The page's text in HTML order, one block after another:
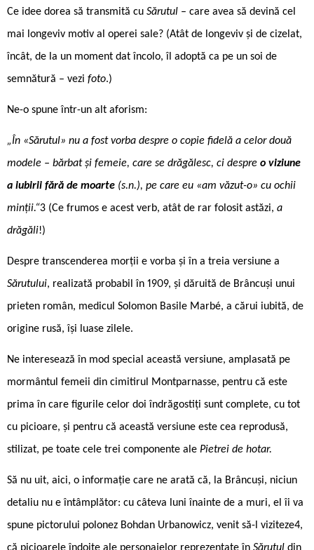
Ce idee dorea să transmită cu Sărutul – care avea să devină cel
mai longeviv motiv al operei sale? (Atât de longeviv și de cizelat,
încât, de la un moment dat încolo, îl adoptă ca pe un soi de
semnătură – vezi foto.)
Ne-o spune într-un alt aforism:
„În «Sărutul» nu a fost vorba despre o copie fidelă a celor două
modele – bărbat și femeie, care se drăgălesc, ci despre o viziune
a iubirii fără de moarte (s.n.), pe care eu «am văzut-o» cu ochii
minții.“3 (Ce frumos e acest verb, atât de rar folosit astăzi, a
drăgăli!)
Despre transcenderea morții e vorba și în a treia versiune a
Sărutului, realizată probabil în 1909, și dăruită de Brâncuși unui
prieten român, medicul Solomon Basile Marbé, a cărui iubită, de
origine rusă, își luase zilele.
Ne interesează în mod special această versiune, amplasată pe
mormântul femeii din cimitirul Montparnasse, pentru că este
prima în care figurile celor doi îndrăgostiți sunt complete, cu tot
cu picioare, și pentru că această versiune este cea reprodusă,
stilizat, pe toate cele trei componente ale Pietrei de hotar.
Să nu uit, aici, o informație care ne arată că, la Brâncuși, niciun
detaliu nu e întâmplător: cu câteva luni înainte de a muri, el îi va
spune pictorului polonez Bohdan Urbanowicz, venit să-l viziteze4,
că picioarele îndoite ale personajelor reprezentate în Sărutul din